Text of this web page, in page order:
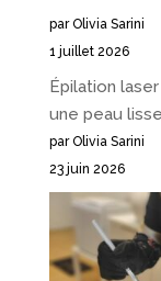
par Olivia Sarini
1 juillet 2026
Épilation
une peau
par Olivia Sarini
23 juin 2026